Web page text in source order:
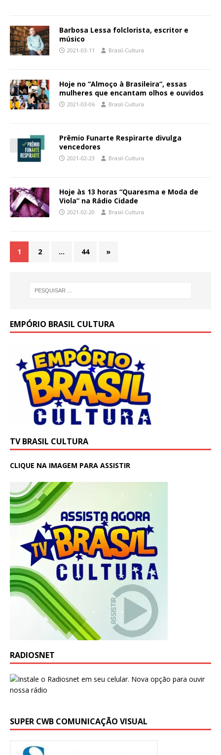
Barbosa Lessa folclorista, escritor e
músico
2021-03-11 Brasil-Cultura
Hoje no “Almoço à Brasileira”, essas
mulheres que encantam olhos e ouvidos
2021-03-06 Brasil-Cultura
Prêmio Funarte Respirarte divulga
vencedores
2021-02-23 Brasil-Cultura
Hoje às 13 horas “Quaresma e Moda de
Viola” na Rádio Cidade
2021-02-20 Brasil-Cultura
1 2 … 44 »
EMPÓRIO BRASIL CULTURA
TV BRASIL CULTURA
CLIQUE NA IMAGEM PARA ASSISTIR
RADIOSNET
SUPER CWB COMUNICAÇÃO VISUAL